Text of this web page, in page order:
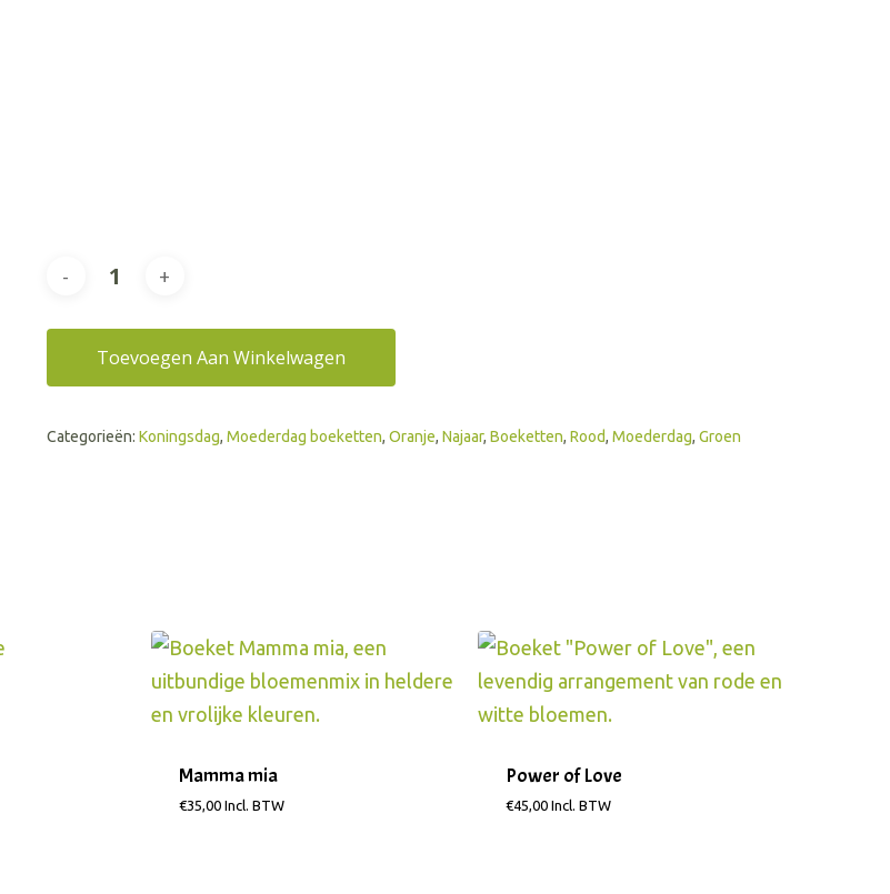
Toevoegen Aan Winkelwagen
Categorieën: Koningsdag, Moederdag boeketten, Oranje, Najaar, Boeketten, Rood, Moederdag, Groen
Mamma mia
€35,00 Incl. BTW
Power of Love
€45,00 Incl. BTW